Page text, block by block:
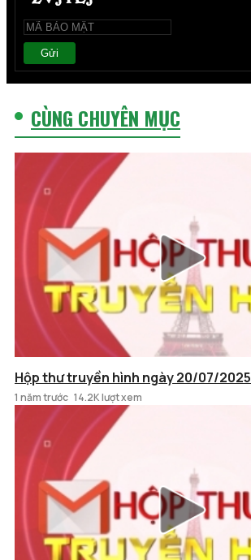
Gửi
CÙNG CHUYÊN MỤC
Hộp thư truyền hình ngày 20/07/2025
1 năm trước 14.2K lượt xem